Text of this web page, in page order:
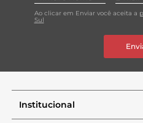
Ao clicar em Enviar você aceita a
Sul
Institucional